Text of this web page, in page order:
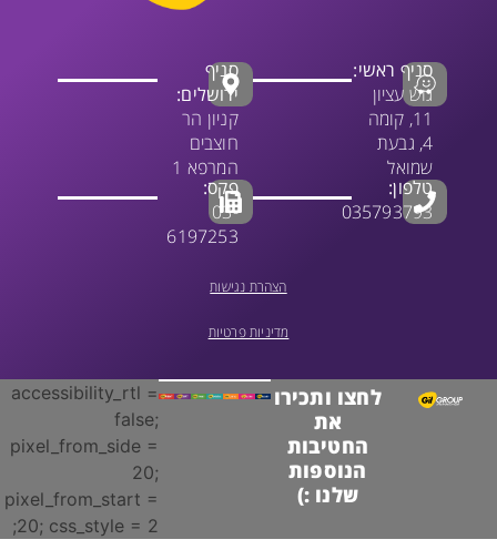
סניף ראשי:
גוש עציון
11, קומה
ירושלים:
טלפון:
035793793
6197253
הצהרת נגישות
מדיניות פרטיות
לחצו ותכירו
החטיבות
הנוספות
שלנו :)
accessibility_rtl =
pixel_from_side =
pixel_from_start =
20; css_style = 2;